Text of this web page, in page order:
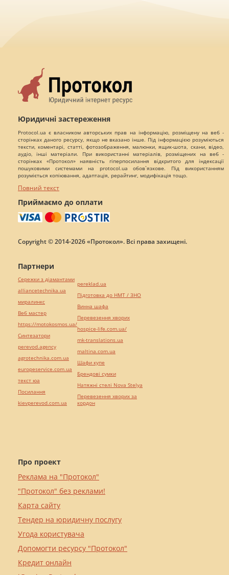
Юридичні застереження
Protocol.ua є власником авторських прав на інформацію, розміщену на веб -
сторінках даного ресурсу, якщо не вказано інше. Під інформацією розуміються
тексти, коментарі, статті, фотозображення, малюнки, ящик-шота, скани, відео,
аудіо, інші матеріали. При використанні матеріалів, розміщених на веб -
сторінках «Протокол» наявність гіперпосилання відкритого для індексації
пошуковими системами на protocol.ua обов`язкове. Під використанням
розуміється копіювання, адаптація, рерайтинг, модифікація тощо.
Повний текст
Приймаємо до оплати
Copyright © 2014-2026 «Протокол». Всі права захищені.
Про проект
Реклама на "Протокол"
"Протокол" без реклами!
Карта сайту
Тендер на юридичну послугу
Угода користувача
Допомогти ресурсу "Протокол"
Кредит онлайн
Партнери
Сережки з діамантами
alliancetechnika.ua
миралинкс
Веб мастер
https://motokosmos.ua/
Синтезатори
perevod.agency
agrotechnika.com.ua
europeservice.com.ua
текст юа
Посилання
kievperevod.com.ua
pereklad.ua
Підготовка до НМТ / ЗНО
Винна шафа
Перевезення хворих
hospice-life.com.ua/
mk-translations.ua
maltina.com.ua
Шафи купе
Брендові сумки
Натяжні стелі Nova Stelya
Перевезення хворих за
кордон